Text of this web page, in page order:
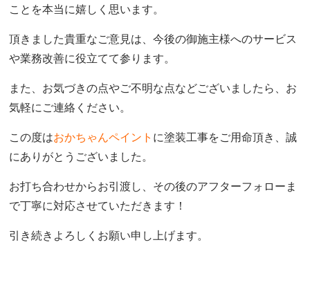
ことを本当に嬉しく思います。
頂きました貴重なご意見は、今後の御施主様へのサービス
や業務改善に役立てて参ります。
また、お気づきの点やご不明な点などございましたら、お
気軽にご連絡ください。
この度はおかちゃんペイント に塗装工事をご用命頂き、誠
にありがとうございました。
お打ち合わせからお引渡し、その後のアフターフォローま
で丁寧に対応させていただきます！
引き続きよろしくお願い申し上げます。